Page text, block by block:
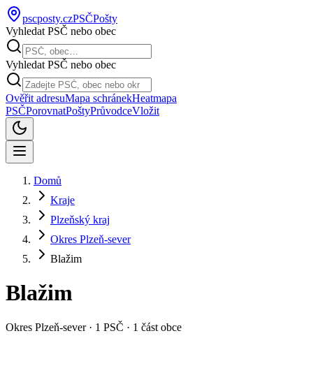
pscposty.czPSČPošty
Vyhledat PSČ nebo obec
Vyhledat PSČ nebo obec
Ověřit adresuMapa schránekHeatmapa
PSČPorovnatPoštyPrůvodceVložit
Domů
Kraje
Plzeňský kraj
Okres Plzeň-sever
Blažim
Blažim
Okres Plzeň-sever· 1 PSČ · 1 část obce